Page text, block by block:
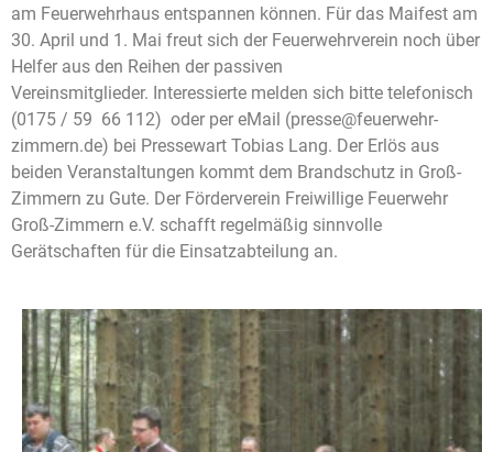
am Feuerwehrhaus entspannen können. Für das Maifest am
30. April und 1. Mai freut sich der Feuerwehrverein noch über
Helfer aus den Reihen der passiven
Vereinsmitglieder. Interessierte melden sich bitte telefonisch
(0175 / 59 66 112) oder per eMail (presse@feuerwehr-
zimmern.de) bei Pressewart Tobias Lang. Der Erlös aus
beiden Veranstaltungen kommt dem Brandschutz in Groß-
Zimmern zu Gute. Der Förderverein Freiwillige Feuerwehr
Groß-Zimmern e.V. schafft regelmäßig sinnvolle
Gerätschaften für die Einsatzabteilung an.